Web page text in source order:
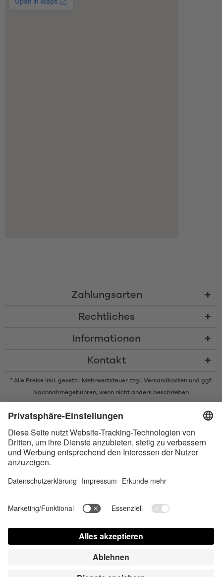
Zahlungsarten
Rechtliches
Informationen
Kontakt
* Alle Preise inkl. gesetzl. Mehrwertsteuer zzgl. Versandkostenund ggf.
Nachnahmegebühren, wenn nicht anders beschrieben
und Eigentum der Bluetooth SIG, Inc. Die Nutzung dieser Marken durch
Apple und das Apple-Logo sind eingetragene Marken von Apple Inc.
Google Play und das Google Play-Logo sind Marken von Google LLC.
Contact us today
Bedienungsanleitung Kontakt